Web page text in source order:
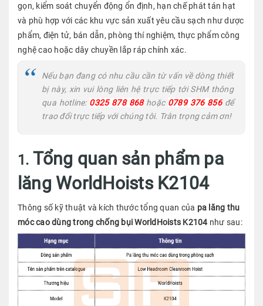
gọn, kiểm soát chuyển động ổn định, hạn chế phát tán hạt
và phù hợp với các khu vực sản xuất yêu cầu sạch như dược
phẩm, điện tử, bán dẫn, phòng thí nghiệm, thực phẩm công
nghệ cao hoặc dây chuyền lắp ráp chính xác.
Nếu bạn đang có nhu cầu cần từ vấn về dòng thiết
bị này, xin vui lòng liên hệ trực tiếp tới SHM thông
qua hotline: 0325 878 868hoặc 0789 376 856để
trao đổi trực tiếp với chúng tôi. Trân trọng cảm ơn!
1. Tổng quan sản phẩm pa
lăng WorldHoists K2104
Thông số kỹ thuật và kích thước tổng quan của pa lăng thu
móc cao dùng trong chống bụi WorldHoists K2104 như sau: